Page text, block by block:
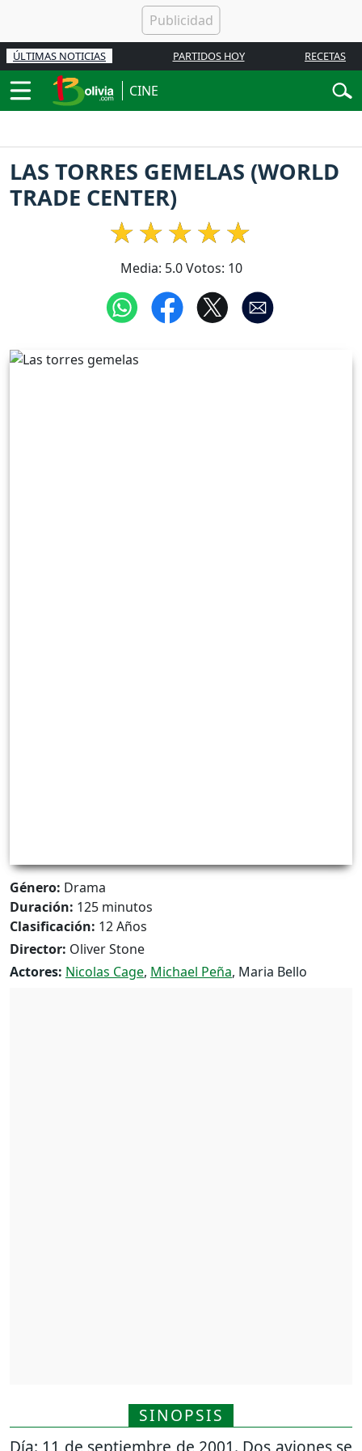
ÚLTIMAS NOTICIAS PARTIDOS HOY RECETAS
CINE
LAS TORRES GEMELAS (WORLD
TRADE CENTER)
Media: 5.0Votos: 10
Género: Drama
Duración: 125 minutos
Clasificación: 12 Años
Director: Oliver Stone
Actores: Nicolas Cage, Michael Peña, Maria Bello
SINOPSIS
Día: 11 de septiembre de 2001. Dos aviones se